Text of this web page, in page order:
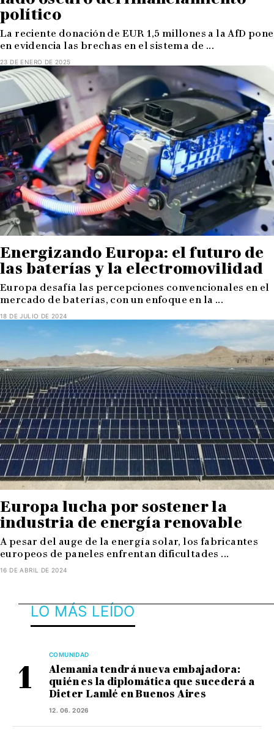
político
La reciente donación de EUR 1,5 millones a la AfD pone
en evidencia las brechas en el sistema de ...
23 DE ENERO DE 2025
Energizando Europa: el futuro de
las baterías y la electromovilidad
Europa desafía las percepciones convencionales en el
mercado de baterías, con un enfoque en la ...
18 DE JULIO DE 2024
Europa lucha por sostener la
industria de energía renovable
A pesar del auge de la energía solar, los fabricantes
europeos de paneles enfrentan dificultades ...
16 DE ABRIL DE 2024
LO MÁS LEÍDO
COMUNIDAD
Alemania tendrá nueva embajadora:
quién es la diplomática que sucederá a
Dieter Lamlé en Buenos Aires
12. 06. 2026